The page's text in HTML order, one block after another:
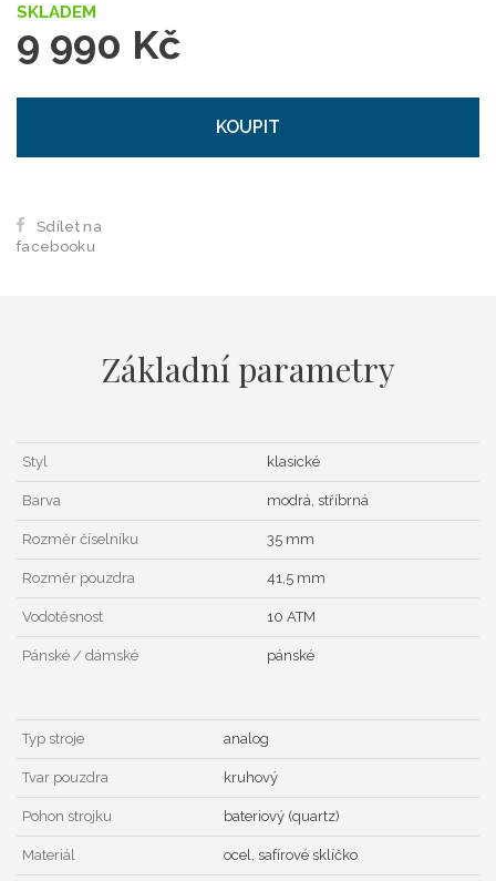
SKLADEM
9 990 Kč
KOUPIT
Sdílet na
facebooku
Základní parametry
Styl klasické
Barva modrá, stříbrná
Rozměr číselníku 35 mm
Rozměr pouzdra 41,5 mm
Vodotěsnost 10 ATM
Pánské / dámské pánské
Typ stroje analog
Tvar pouzdra kruhový
Pohon strojku bateriový (quartz)
Materiál ocel, safírové sklíčko